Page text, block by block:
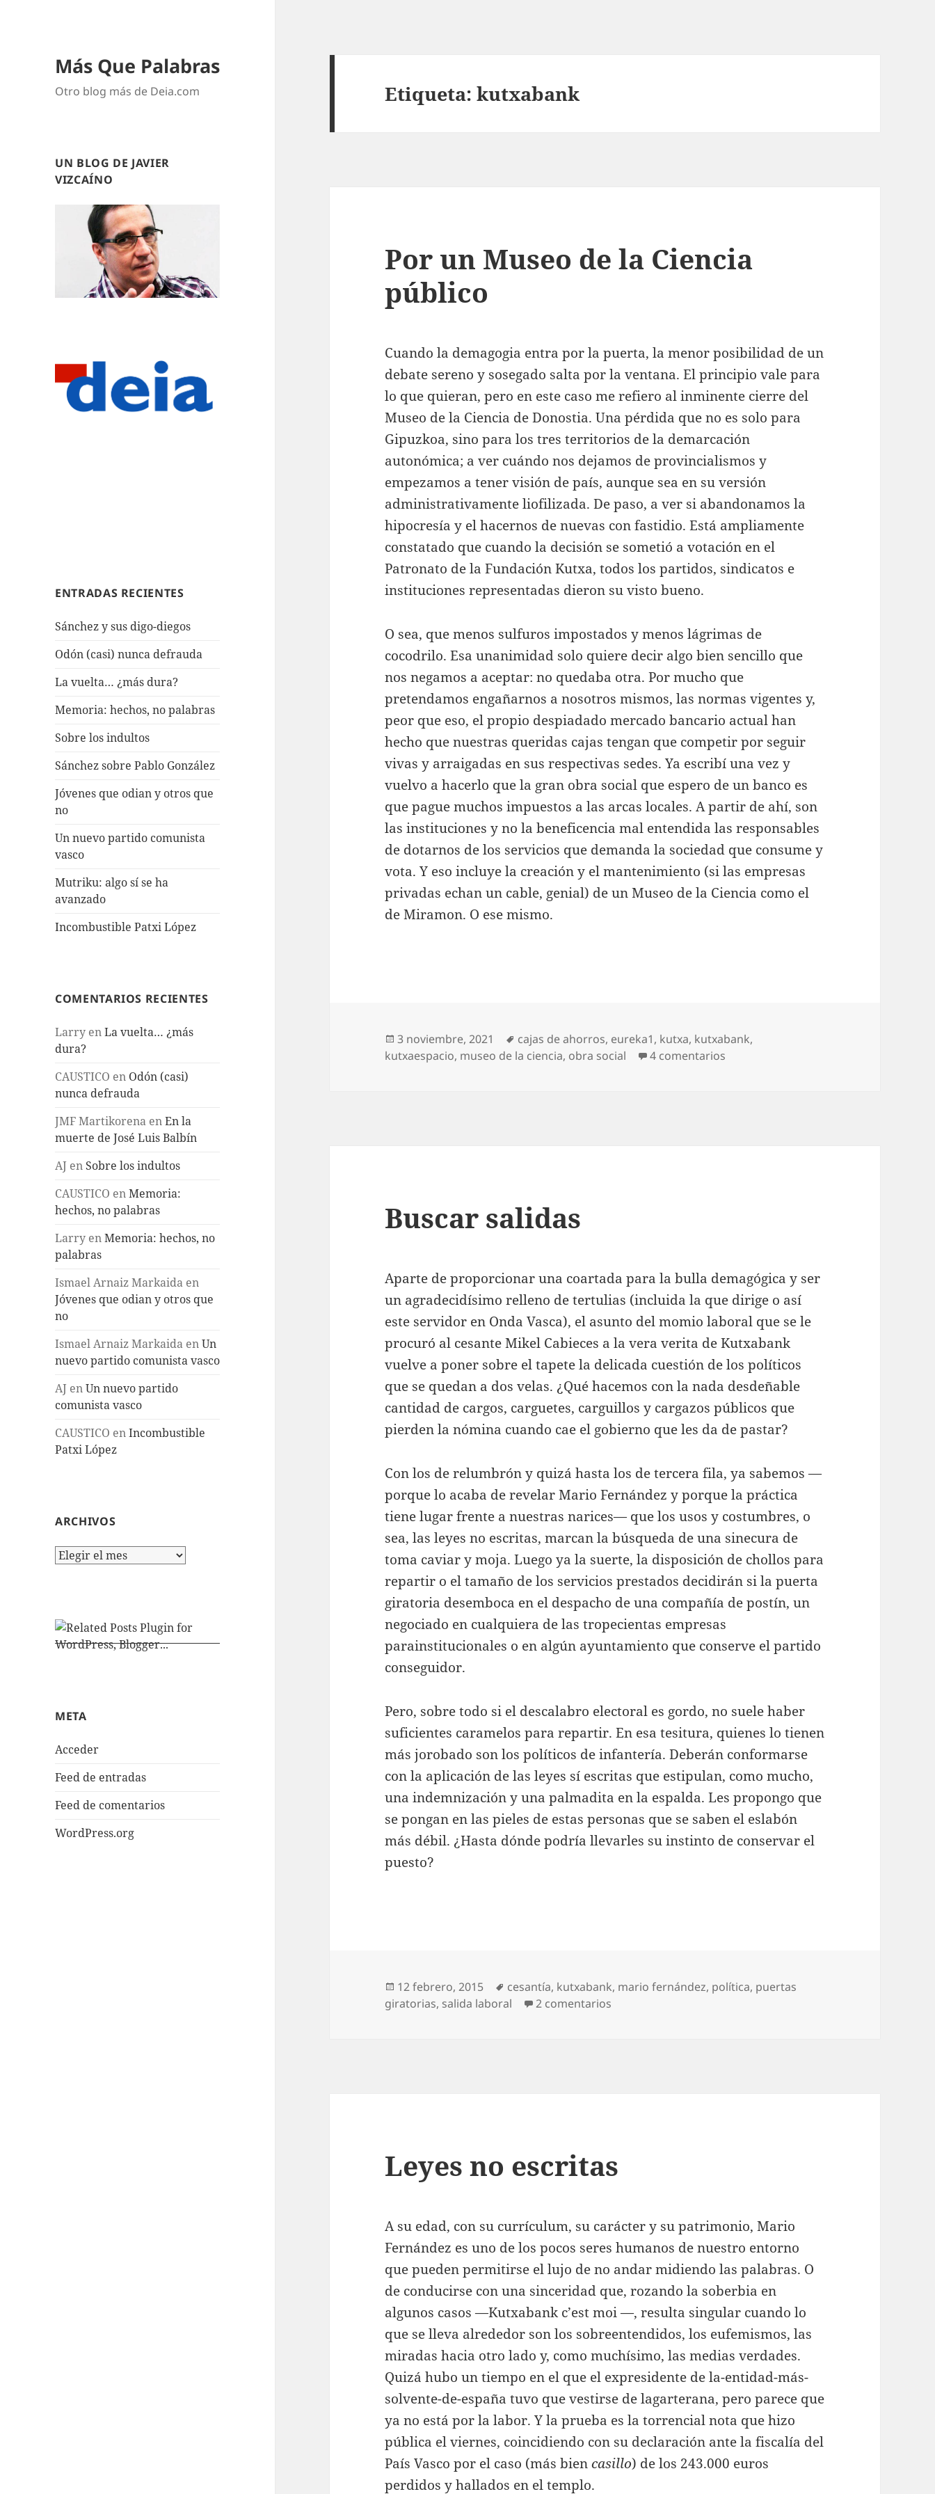
Más Que Palabras
Otro blog más de Deia.com
UN BLOG DE JAVIER
VIZCAÍNO
ENTRADAS RECIENTES
Sánchez y sus digo-diegos
Odón (casi) nunca defrauda
La vuelta… ¿más dura?
Memoria: hechos, no palabras
Sobre los indultos
Sánchez sobre Pablo González
Jóvenes que odian y otros que
no
Un nuevo partido comunista
vasco
Mutriku: algo sí se ha
avanzado
Incombustible Patxi López
COMENTARIOS RECIENTES
Larry enLa vuelta… ¿más
dura?
CAUSTICO en Odón (casi)
nunca defrauda
JMF Martikorena enEn la
muerte de José Luis Balbín
AJ en Sobre los indultos
CAUSTICO enMemoria:
hechos, no palabras
Larry enMemoria: hechos, no
palabras
Ismael Arnaiz Markaida en
Jóvenes que odian y otros que
no
Ismael Arnaiz Markaida enUn
nuevo partido comunista vasco
AJ enUn nuevo partido
comunista vasco
CAUSTICO enIncombustible
Patxi López
ARCHIVOS
Archivos
META
Acceder
Feed de entradas
Feed de comentarios
WordPress.org
Etiqueta:kutxabank
Por un Museo de la Ciencia
público
Cuando la demagogia entra por la puerta, la menor posibilidad de un
debate sereno y sosegado salta por la ventana. El principio vale para
lo que quieran, pero en este caso me refiero al inminente cierre del
Museo de la Ciencia de Donostia. Una pérdida que no es solo para
Gipuzkoa, sino para los tres territorios de la demarcación
autonómica; a ver cuándo nos dejamos de provincialismos y
empezamos a tener visión de país, aunque sea en su versión
administrativamente liofilizada. De paso, a ver si abandonamos la
hipocresía y el hacernos de nuevas con fastidio. Está ampliamente
constatado que cuando la decisión se sometió a votación en el
Patronato de la Fundación Kutxa, todos los partidos, sindicatos e
instituciones representadas dieron su visto bueno.
O sea, que menos sulfuros impostados y menos lágrimas de
cocodrilo. Esa unanimidad solo quiere decir algo bien sencillo que
nos negamos a aceptar: no quedaba otra. Por mucho que
pretendamos engañarnos a nosotros mismos, las normas vigentes y,
peor que eso, el propio despiadado mercado bancario actual han
hecho que nuestras queridas cajas tengan que competir por seguir
vivas y arraigadas en sus respectivas sedes. Ya escribí una vez y
vuelvo a hacerlo que la gran obra social que espero de un banco es
que pague muchos impuestos a las arcas locales. A partir de ahí, son
las instituciones y no la beneficencia mal entendida las responsables
de dotarnos de los servicios que demanda la sociedad que consume y
vota. Y eso incluye la creación y el mantenimiento (si las empresas
privadas echan un cable, genial) de un Museo de la Ciencia como el
de Miramon. O ese mismo.
Publicado
el
3 noviembre, 2021 Etiquetas
cajas de ahorros, eureka1, kutxa, kutxabank,
kutxaespacio, museo de la ciencia, obra social 4 comentarios
Buscar salidas
Aparte de proporcionar una coartada para la bulla demagógica y ser
un agradecidísimo relleno de tertulias (incluida la que dirige o así
este servidor en Onda Vasca), el asunto del momio laboral que se le
procuró al cesante Mikel Cabieces a la vera verita de Kutxabank
vuelve a poner sobre el tapete la delicada cuestión de los políticos
que se quedan a dos velas. ¿Qué hacemos con la nada desdeñable
cantidad de cargos, carguetes, carguillos y cargazos públicos que
pierden la nómina cuando cae el gobierno que les da de pastar?
Con los de relumbrón y quizá hasta los de tercera fila, ya sabemos —
porque lo acaba de revelar Mario Fernández y porque la práctica
tiene lugar frente a nuestras narices— que los usos y costumbres, o
sea, las leyes no escritas, marcan la búsqueda de una sinecura de
toma caviar y moja. Luego ya la suerte, la disposición de chollos para
repartir o el tamaño de los servicios prestados decidirán si la puerta
giratoria desemboca en el despacho de una compañía de postín, un
negociado en cualquiera de las tropecientas empresas
parainstitucionales o en algún ayuntamiento que conserve el partido
conseguidor.
Pero, sobre todo si el descalabro electoral es gordo, no suele haber
suficientes caramelos para repartir. En esa tesitura, quienes lo tienen
más jorobado son los políticos de infantería. Deberán conformarse
con la aplicación de las leyes sí escritas que estipulan, como mucho,
una indemnización y una palmadita en la espalda. Les propongo que
se pongan en las pieles de estas personas que se saben el eslabón
más débil. ¿Hasta dónde podría llevarles su instinto de conservar el
puesto?
Publicado
el
12 febrero, 2015 Etiquetas
cesantía, kutxabank, mario fernández, política, puertas
giratorias, salida laboral 2 comentarios
Leyes no escritas
A su edad, con su currículum, su carácter y su patrimonio, Mario
Fernández es uno de los pocos seres humanos de nuestro entorno
que pueden permitirse el lujo de no andar midiendo las palabras. O
de conducirse con una sinceridad que, rozando la soberbia en
algunos casos —Kutxabank c’est moi —, resulta singular cuando lo
que se lleva alrededor son los sobreentendidos, los eufemismos, las
miradas hacia otro lado y, como muchísimo, las medias verdades.
Quizá hubo un tiempo en el que el expresidente de la-entidad-más-
solvente-de-españa tuvo que vestirse de lagarterana, pero parece que
ya no está por la labor. Y la prueba es la torrencial nota que hizo
pública el viernes, coincidiendo con su declaración ante la fiscalía del
País Vasco por el caso (más biencasillo) de los 243.000 euros
perdidos y hallados en el templo.